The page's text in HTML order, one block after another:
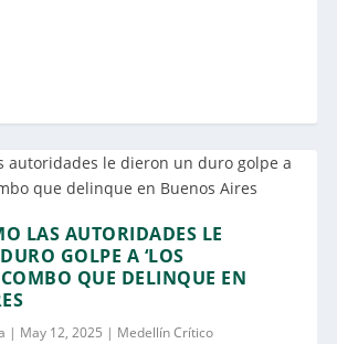
LAS AUTORIDADES LE
GOLPE A ‘LOS
QUE DELINQUE EN
| May 12, 2025 | Medellín Crítico